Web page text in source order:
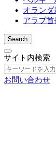
オランダ
アラブ首
Search
サイト内検索
お問い合わせ